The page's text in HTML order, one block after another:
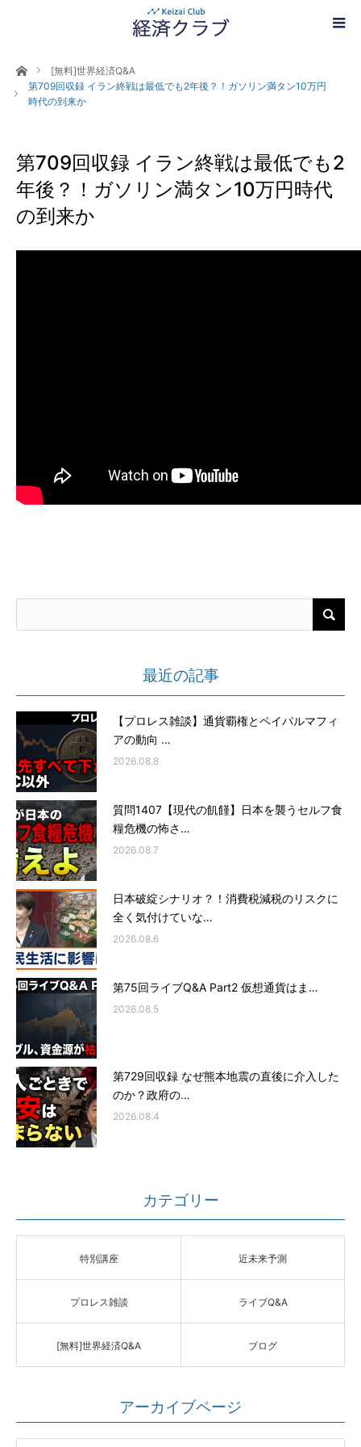
ホーム[無料]世界経済Q&A
第709回収録 イラン終戦は最低でも2年後？！ガソリン満タン10万円
時代の到来か
第709回収録 イラン終戦は最低でも2
年後？！ガソリン満タン10万円時代
の到来か
最近の記事
【プロレス雑談】通貨覇権とペイパルマフィ
アの動向 …
2026.08.8
質問1407【現代の飢饉】日本を襲うセルフ食
糧危機の怖さ…
2026.08.7
日本破綻シナリオ？！消費税減税のリスクに
全く気付けていな…
2026.08.6
第75回ライブQ&A Part2 仮想通貨はま…
2026.08.5
第729回収録 なぜ熊本地震の直後に介入した
のか？政府の…
2026.08.4
カテゴリー
特別講座 近未来予測
プロレス雑談 ライブQ&A
[無料]世界経済Q&A ブログ
アーカイブページ